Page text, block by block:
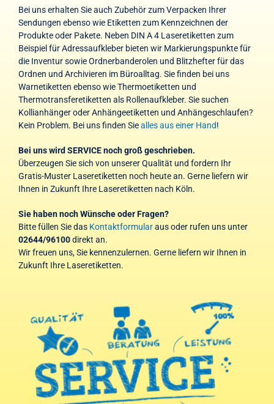
Bei uns erhalten Sie auch Zubehör zum Verpacken Ihrer
Sendungen ebenso wie Etiketten zum Kennzeichnen der
Produkte oder Pakete. Neben DIN A 4 Laseretiketten zum
Beispiel für Adressaufkleber bieten wir Markierungspunkte für
die Inventur sowie Ordnerbanderolen und Blitzhefter für das
Ordnen und Archivieren im Büroalltag. Sie finden bei uns
Warnetiketten ebenso wie Thermoetiketten und
Thermotransferetiketten als Rollenaufkleber. Sie suchen
Kollianhänger oder Anhängeetiketten und Anhängeschlaufen?
Kein Problem. Bei uns finden Siealles aus einer Hand!
Bei uns wird SERVICE noch groß geschrieben.
Überzeugen Sie sich von unserer Qualität und fordern Ihr
Gratis-Muster Laseretiketten noch heute an. Gerne liefern wir
Ihnen in Zukunft Ihre Laseretiketten nach Köln.
Sie haben noch Wünsche oder Fragen?
Bitte füllen Sie das Kontaktformularaus oder rufen uns unter
02644/96100direkt an.
Wir freuen uns, Sie kennenzulernen. Gerne liefern wir Ihnen in
Zukunft Ihre Laseretiketten.